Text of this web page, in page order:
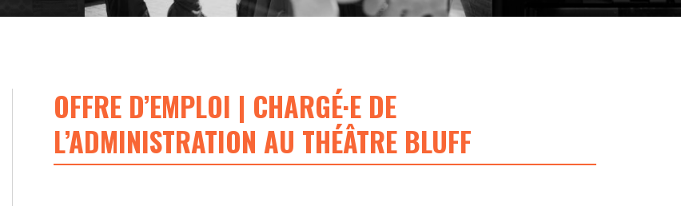
OFFRE D’EMPLOI | CHARGÉ·E DE
L’ADMINISTRATION AU THÉÂTRE BLUFF